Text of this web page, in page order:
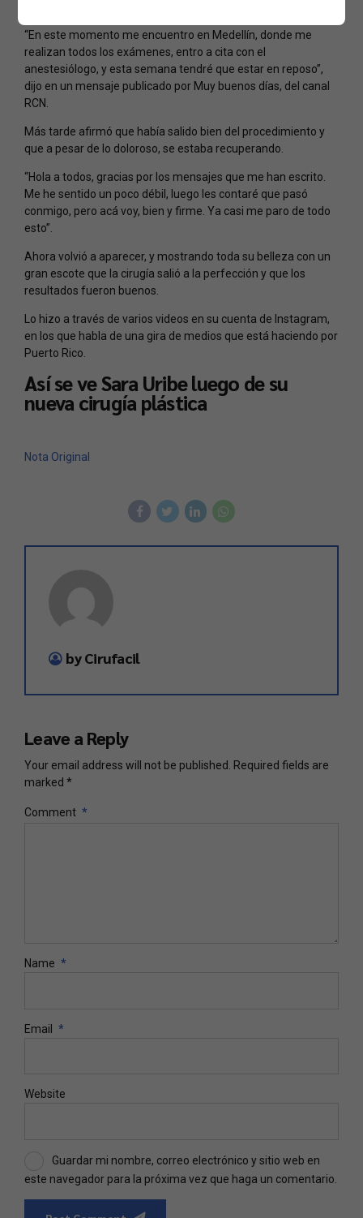
“En este momento me encuentro en Medellín, donde me
realizan todos los exámenes, entro a cita con el
anestesiólogo, y esta semana tendré que estar en reposo”,
dijo en un mensaje publicado por Muy buenos días, del canal
RCN.
Más tarde afirmó que había salido bien del procedimiento y
que a pesar de lo doloroso, se estaba recuperando.
“Hola a todos, gracias por los mensajes que me han escrito.
Me he sentido un poco débil, luego les contaré que pasó
conmigo, pero acá voy, bien y firme. Ya casi me paro de todo
esto”.
Ahora volvió a aparecer, y mostrando toda su belleza con un
gran escote que la cirugía salió a la perfección y que los
resultados fueron buenos.
Lo hizo a través de varios videos en su cuenta de Instagram,
en los que habla de una gira de medios que está haciendo por
Puerto Rico.
Así se ve Sara Uribe luego de su
nueva cirugía plástica
Nota Original
by Cirufacil
Leave a Reply
Your email address will not be published. Required fields are
marked *
Comment *
Name *
Email *
Website
Guardar mi nombre, correo electrónico y sitio web en
este navegador para la próxima vez que haga un comentario.